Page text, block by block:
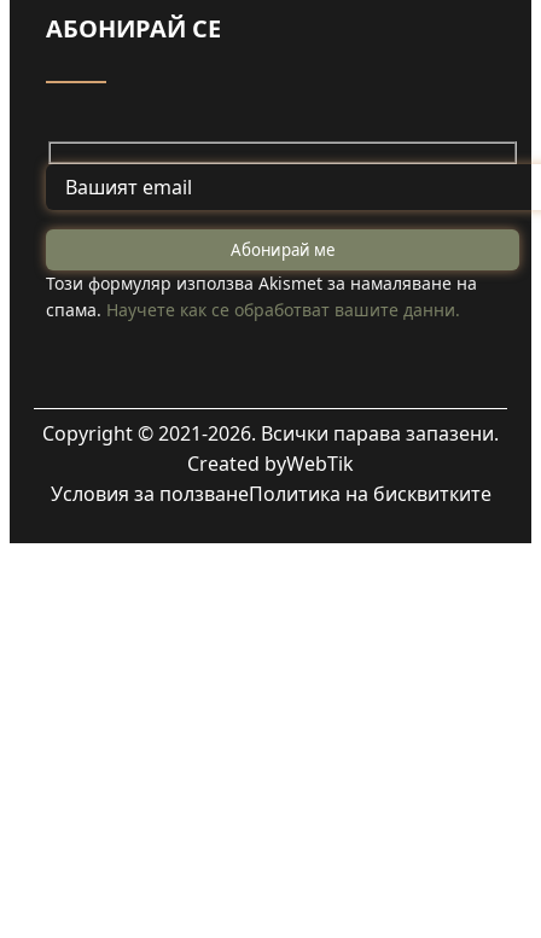
АБОНИРАЙ СЕ
Този формуляр използва Akismet за намаляване на
спама. Научете как се обработват вашите данни.
Copyright © 2021-2026. Всички парава запазени.
Created byWebTik
Условия за ползванеПолитика на бисквитките